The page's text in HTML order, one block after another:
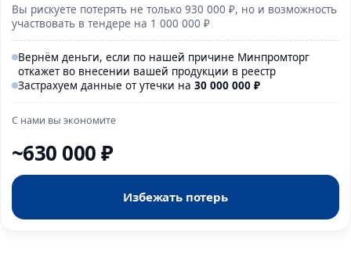
Вы рискуете потерять не только 930 000 ₽, но и возможность
участвовать в тендере на 1 000 000 ₽
Вернём деньги, если по нашей причине Минпромторг
откажет во внесении вашей продукции в реестр
Застрахуем данные от утечки на 30 000 000 ₽
С нами вы экономите
~630 000 ₽
Избежать потерь